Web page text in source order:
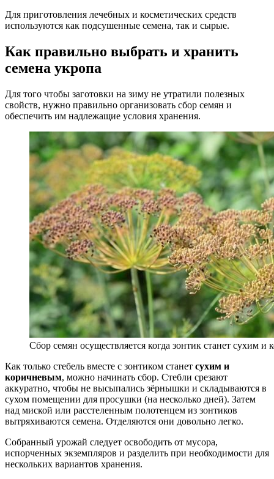
Для приготовления лечебных и косметических средств
используются как подсушенные семена, так и сырые.
Как правильно выбрать и хранить
семена укропа
Для того чтобы заготовки на зиму не утратили полезных
свойств, нужно правильно организовать сбор семян и
обеспечить им надлежащие условия хранения.
Сбор семян осуществляется когда зонтик станет сухим и
Как только стебель вместе с зонтиком станет сухим и
коричневым, можно начинать сбор. Стебли срезают
аккуратно, чтобы не высыпались зёрнышки и складываются в
сухом помещении для просушки (на несколько дней). Затем
над миской или расстеленным полотенцем из зонтиков
вытряхиваются семена. Отделяются они довольно легко.
Собранный урожай следует освободить от мусора,
испорченных экземпляров и разделить при необходимости для
нескольких вариантов хранения.